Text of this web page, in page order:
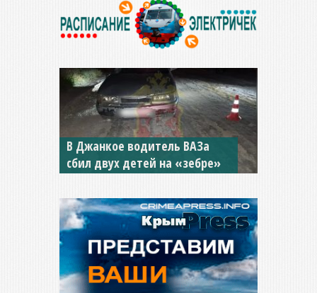
В Джанкое водитель ВАЗа
сбил двух детей на «зебре»